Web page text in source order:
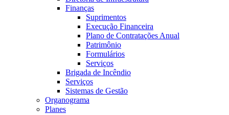
Finanças
Suprimentos
Execução Financeira
Plano de Contratações Anual
Patrimônio
Formulários
Serviços
Brigada de Incêndio
Serviços
Sistemas de Gestão
Organograma
Planes